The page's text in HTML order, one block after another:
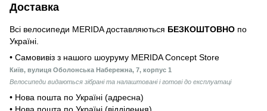
Доставка
Всі велосипеди MERIDA доставляються БЕЗКОШТОВНО по
Україні.
• Самовивіз з нашого шоуруму MERIDA Concept Store
Київ, вулиця Оболонська Набережна, 7, корпус 1
Велосипеди видаються зібрані та налаштовані і готові до експлуатаці
• Нова пошта по Україні (адресна)